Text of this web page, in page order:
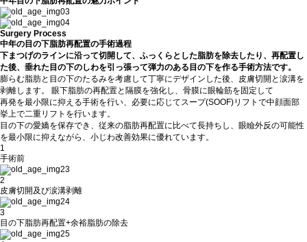
Surgery Process
中年の目の下脂肪再配置の手術過程
下まつげのラインに沿って切開して、ふっくらとした脂肪を除去したり、再配置し
た後、垂れた目の下のしわを引っ張って弾力のある目の下を作る手術方法です。
膨らむ脂肪と目の下のたるみを考慮して丁寧にデザインした後、皮膚切開と涙溝を
剥離します。 眼下脂肪の再配置と隔膜を強化し、骨膜に眼輪筋を固定して
再発を最小限に抑える手術を行い、必要に応じてスープ(SOOF)リフトで中顔面部
挙上で二重リフトを行います。
目の下の愛嬌を保存でき、従来の脂肪再配置に比べて長持ちし、眼瞼外反の可能性
を最小限に抑えながら、小じわ改善効果に優れています。
1
手術前
2
皮膚切開及び涙溝剥離
3
目の下脂肪再配置+余裕脂肪の除去